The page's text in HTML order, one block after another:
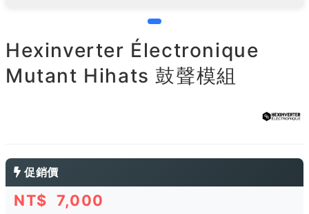
Hexinverter Électronique
Mutant Hihats 鼓聲模組
促銷價
NT$ 7,000